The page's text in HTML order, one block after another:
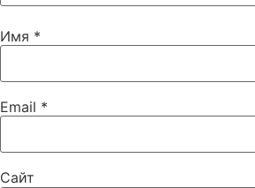
Имя *
Email *
Сайт